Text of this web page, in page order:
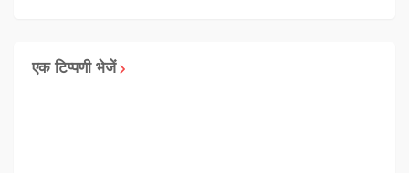
एक टिप्पणी भेजें